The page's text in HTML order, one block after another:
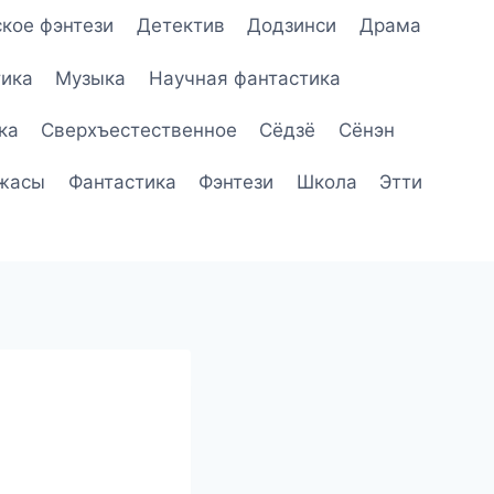
фэнтези Детектив Додзинси Драма
Музыка Научная фантастика
Сверхъестественное Сёдзё Сёнэн
Фантастика Фэнтези Школа Этти